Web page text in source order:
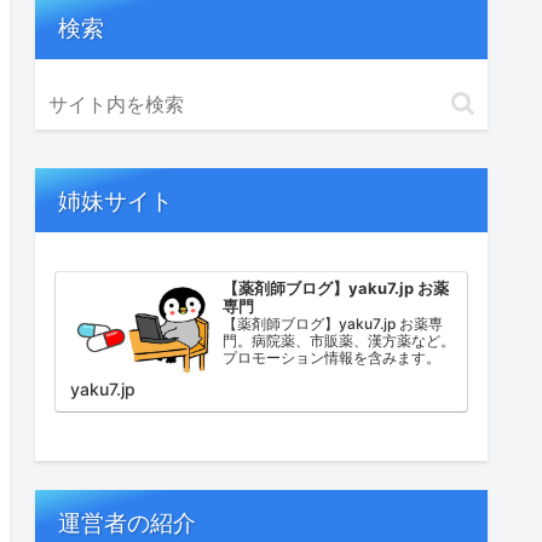
検索
姉妹サイト
【薬剤師ブログ】yaku7.jp お薬
専門
【薬剤師ブログ】yaku7.jp お薬専
門。病院薬、市販薬、漢方薬など。
プロモーション情報を含みます。
yaku7.jp
運営者の紹介